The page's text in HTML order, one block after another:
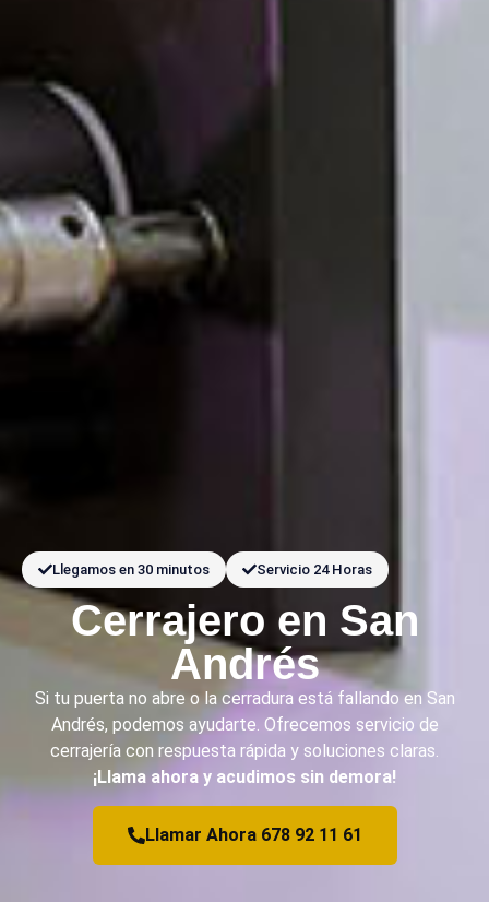
Llegamos en 30 minutos Servicio 24 Horas
Cerrajero en San
Andrés
Si tu puerta no abre o la cerradura está fallando en San
Andrés, podemos ayudarte. Ofrecemos servicio de
cerrajería con respuesta rápida y soluciones claras.
¡Llama ahora y acudimos sin demora!
Llamar Ahora 678 92 11 61